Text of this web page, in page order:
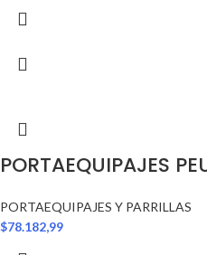
PORTAEQUIPAJES
PORTAEQUIPAJES Y PARRILLAS
$78.182,99